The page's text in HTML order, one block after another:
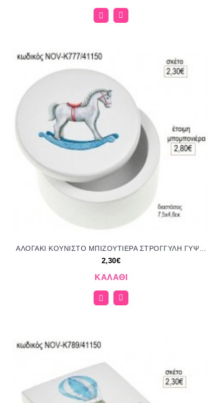
ΑΛΟΓΑΚΙ ΚΟΥΝΙΣΤΟ ΜΠΙΖΟΥΤΙΕΡΑ ΣΤΡΟΓΓΥΛΗ ΓΥΨΙΝΗ για μπομπονιέρες γούρι δώρο NOV-Κ777/41150 2.30€!!!
2,30€
ΚΑΛΆΘΙ